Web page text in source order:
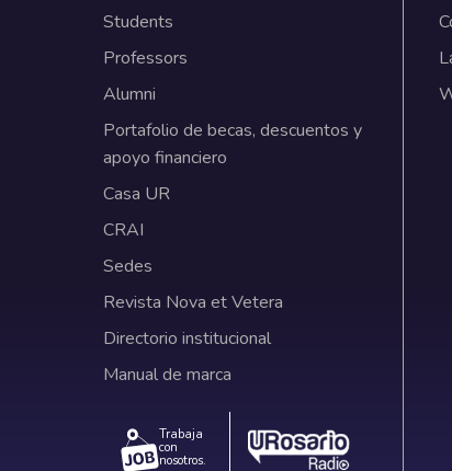
Students
Professors
Alumni
Portafolio de becas, descuentos y
apoyo financiero
Casa UR
CRAI
Sedes
Revista Nova et Vetera
Directorio institucional
Manual de marca
Trabaja
con
nosotros.